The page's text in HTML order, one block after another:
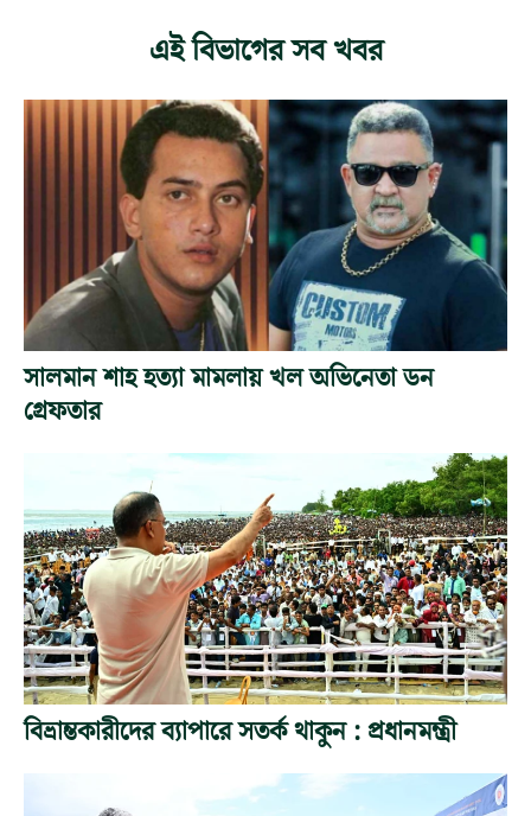
এই বিভাগের সব খবর
সালমান শাহ হত্যা মামলায় খল অভিনেতা ডন
গ্রেফতার
বিভ্রান্তকারীদের ব্যাপারে সতর্ক থাকুন : প্রধানমন্ত্রী